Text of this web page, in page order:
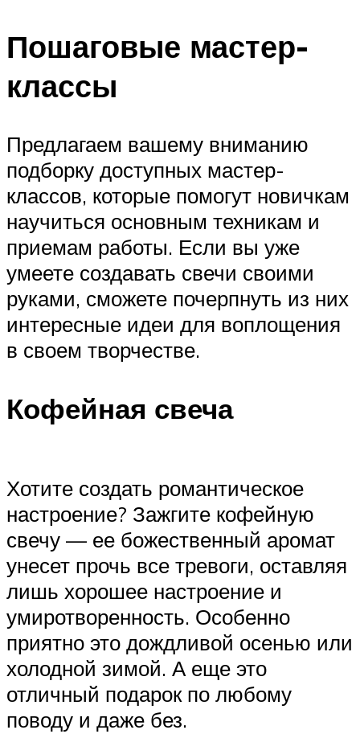
Пошаговые мастер-
классы
Предлагаем вашему вниманию
подборку доступных мастер-
классов, которые помогут новичкам
научиться основным техникам и
приемам работы. Если вы уже
умеете создавать свечи своими
руками, сможете почерпнуть из них
интересные идеи для воплощения
в своем творчестве.
Кофейная свеча
Хотите создать романтическое
настроение? Зажгите кофейную
свечу — ее божественный аромат
унесет прочь все тревоги, оставляя
лишь хорошее настроение и
умиротворенность. Особенно
приятно это дождливой осенью или
холодной зимой. А еще это
отличный подарок по любому
поводу и даже без.